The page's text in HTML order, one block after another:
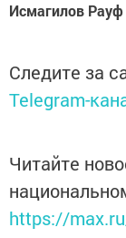
Исмагилов Рауф
Следите за
Telegram-
Читайте
https://